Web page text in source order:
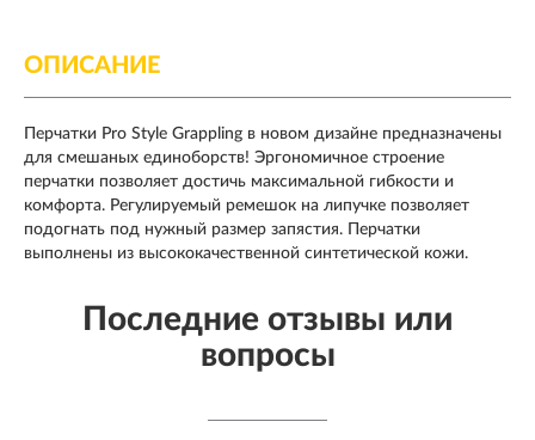
ОПИСАНИЕ
Перчатки Pro Style Grappling в новом дизайне предназначены
для смешаных единоборств! Эргономичное строение
перчатки позволяет достичь максимальной гибкости и
комфорта. Регулируемый ремешок на липучке позволяет
подогнать под нужный размер запястия. Перчатки
выполнены из высококачественной синтетической кожи.
Последние отзывы или
вопросы